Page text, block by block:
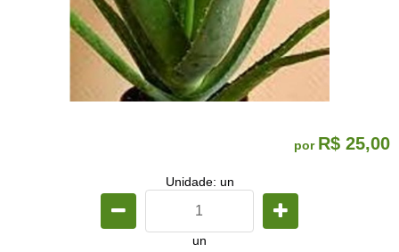
por R$ 25,00
Unidade: un
un